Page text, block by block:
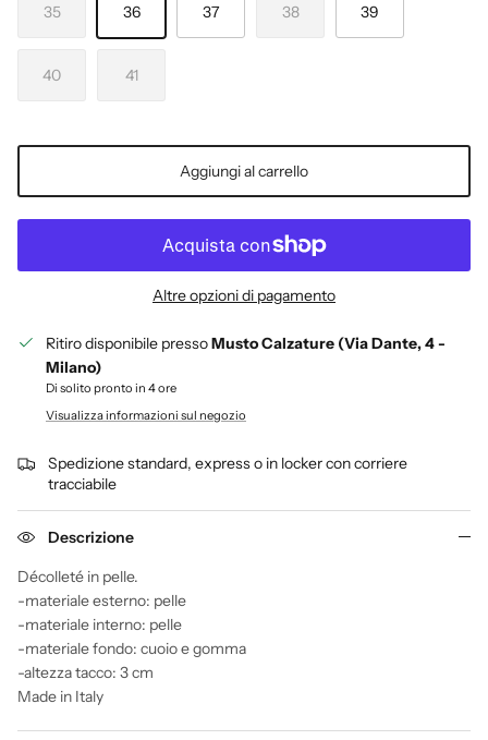
35 36 37 38 39
40 41
Aggiungi al carrello
Altre opzioni di pagamento
Ritiro disponibile pressoMusto Calzature (Via Dante, 4 -
Milano)
Di solito pronto in 4 ore
Visualizza informazioni sul negozio
Spedizione standard, express o in locker con corriere
tracciabile
Descrizione
Décolleté in pelle.
-materiale esterno: pelle
-materiale interno: pelle
-materiale fondo: cuoio e gomma
-altezza tacco: 3 cm
Made in Italy